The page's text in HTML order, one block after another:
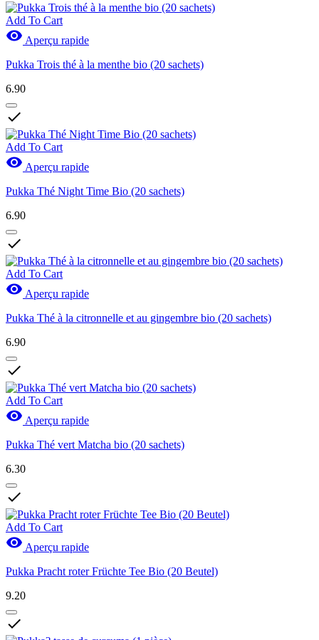
Add To Cart
 Aperçu rapide
Pukka Trois thé à la menthe bio (20 sachets)
6.90

Add To Cart
 Aperçu rapide
Pukka Thé Night Time Bio (20 sachets)
6.90

Add To Cart
 Aperçu rapide
Pukka Thé à la citronnelle et au gingembre bio (20 sachets)
6.90

Add To Cart
 Aperçu rapide
Pukka Thé vert Matcha bio (20 sachets)
6.30

Add To Cart
 Aperçu rapide
Pukka Pracht roter Früchte Tee Bio (20 Beutel)
9.20
